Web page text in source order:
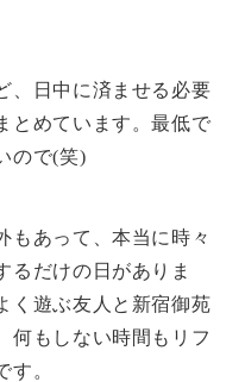
、日中に済ませる必要
とめています。最低で
ので(笑)
もあって、本当に時々
るだけの日がありま
く遊ぶ友人と新宿御苑
何もしない時間もリフ
す。